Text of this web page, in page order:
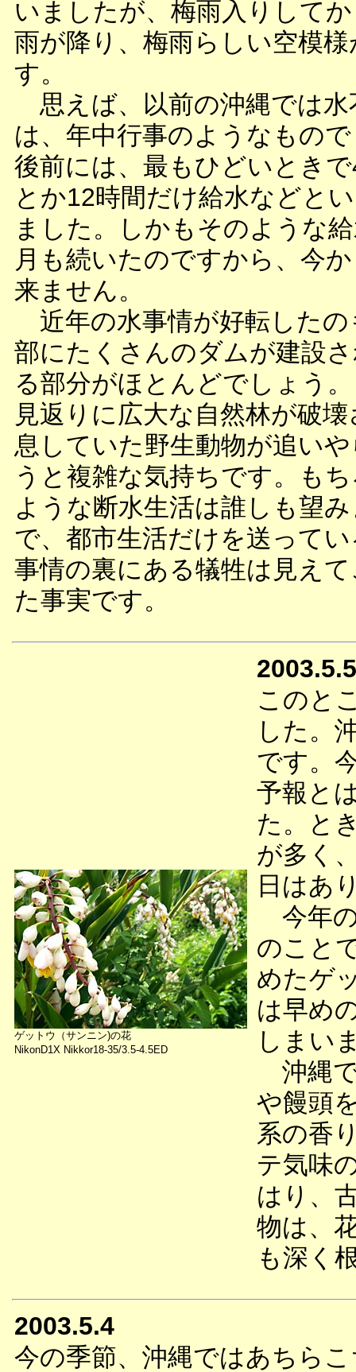
いましたが、梅雨入りして
雨が降り、梅雨らしい空模
す。
思えば、以前の沖縄では水
は、年中行事のようなもの
後前には、最もひどいとき
とか12時間だけ給水などと
ました。しかもそのような
月も続いたのですから、今
来ません。
近年の水事情が好転したの
部にたくさんのダムが建設
る部分がほとんどでしょう
見返りに広大な自然林が破
息していた野生動物が追い
うと複雑な気持ちです。も
ような断水生活は誰しも望
で、都市生活だけを送って
事情の裏にある犠牲は見え
た事実です。
ゲットウ（サンニン)の花
NikonD1X Nikkor18-35/3.5-4.5ED
2003.5.5
このと
した。
です。
予報と
た。と
が多く
日はあ
今年
のこと
めたゲ
は早め
しまい
沖縄
や饅頭
系の香
テ気味
はり、
物は、
も深く
2003.5.4
今の季節、沖縄ではあちら